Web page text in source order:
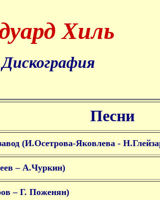
Хиль
Дискография
Песни
(И.Осетрова-Яковлева -
– А.Чуркин)
– Г. Поженян)